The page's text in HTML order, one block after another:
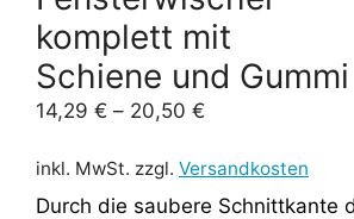
komplett mit
Schiene und Gummi
14,29 € – 20,50 €
inkl. MwSt. zzgl. Versandkosten
Durch die saubere Schnittkante